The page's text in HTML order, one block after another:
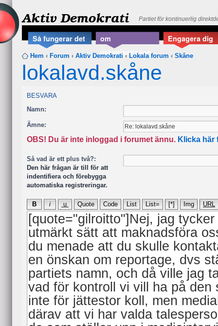
Aktiv Demokrati Partiet för kontinuerlig
Så fungerar det
om
organisationen
Engagera dig
Hem ‹ Forum ‹ Aktiv Demokrati ‹ Lokala forum ‹ Skåne
lokalavd.skåne
BESVARA
Namn:
Ämne:
OBS! Du är inte inloggad i forumet ännu. Klicka här
Så vad är ett plus två?:
Den här frågan är till för att
indentifiera och förebygga
automatiska registreringar.